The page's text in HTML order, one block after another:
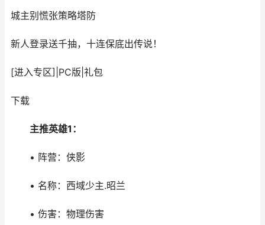
城主别慌张策略塔防
新人登录送千抽，十连保底出传说！
[进入专区] PC版 礼包
下载
主推英雄1：
• 阵营：侠影
• 名称：西域少主.昭兰
• 伤害：物理伤害